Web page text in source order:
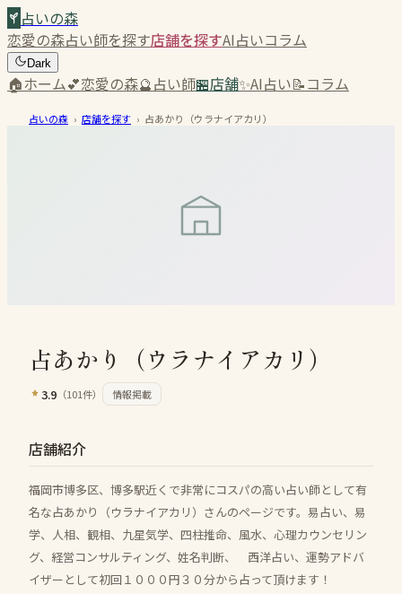
占いの森
恋愛の森占い師を探す店舗を探すAI占いコラム
Dark
🏠ホーム💕恋愛の森🔮占い師🏪店舗✨AI占い📝コラム
占いの森 › 店舗を探す › 占あかり（ウラナイアカリ）
占あかり（ウラナイアカリ）
3.9 （101件） 情報掲載
店舗紹介
福岡市博多区、博多駅近くで非常にコスパの高い占い師として有
名な占あかり（ウラナイアカリ）さんのページです。易占い、易
学、人相、観相、九星気学、四柱推命、風水、心理カウンセリン
グ、経営コンサルティング、姓名判断、 西洋占い、運勢アドバ
イザーとして初回１０００円３０分から占って頂けます！